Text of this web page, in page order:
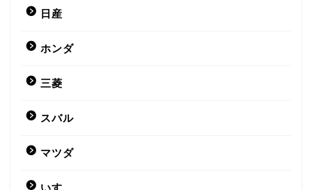
日産
ホンダ
三菱
スバル
マツダ
いすゞ